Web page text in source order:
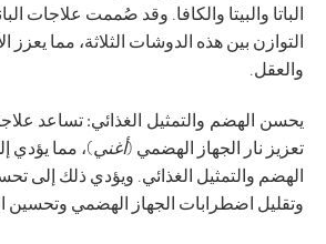
الباتا والبيتا والكافا. وقد صُممت علاجات
التوازن بين هذه الدوشات الثلاثة، مما
والعقل.
يحسن الهضم والتمثيل الغذائي:تساعد
تعزيز نار الجهاز الهضمي (أغني)، مما يؤدي
الهضم والتمثيل الغذائي. ويؤدي ذلك إلى
وتقليل اضطرابات الجهاز الهضمي وتحسين